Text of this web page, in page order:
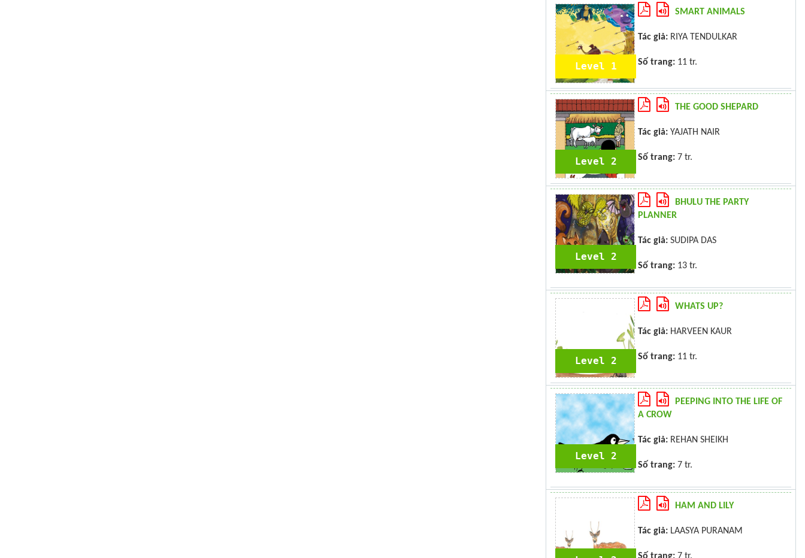
Level 1
SMART ANIMALS
Tác giả: RIYA TENDULKAR
Số trang: 11 tr.
Level 2
THE GOOD SHEPARD
Tác giả: YAJATH NAIR
Số trang: 7 tr.
Level 2
BHULU THE PARTY
PLANNER
Tác giả: SUDIPA DAS
Số trang: 13 tr.
Level 2
WHATS UP?
Tác giả: HARVEEN KAUR
Số trang: 11 tr.
Level 2
PEEPING INTO THE LIFE OF
A CROW
Tác giả: REHAN SHEIKH
Số trang: 7 tr.
HAM AND LILY
Tác giả: LAASYA PURANAM